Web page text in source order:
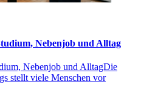
Nebenjob und Alltag
Nebenjob und AlltagDie
stellt viele Menschen vor